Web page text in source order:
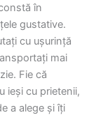
în
gustative.
cu ușurință
mai
Fie că
ieși cu prietenii,
a alege și îți